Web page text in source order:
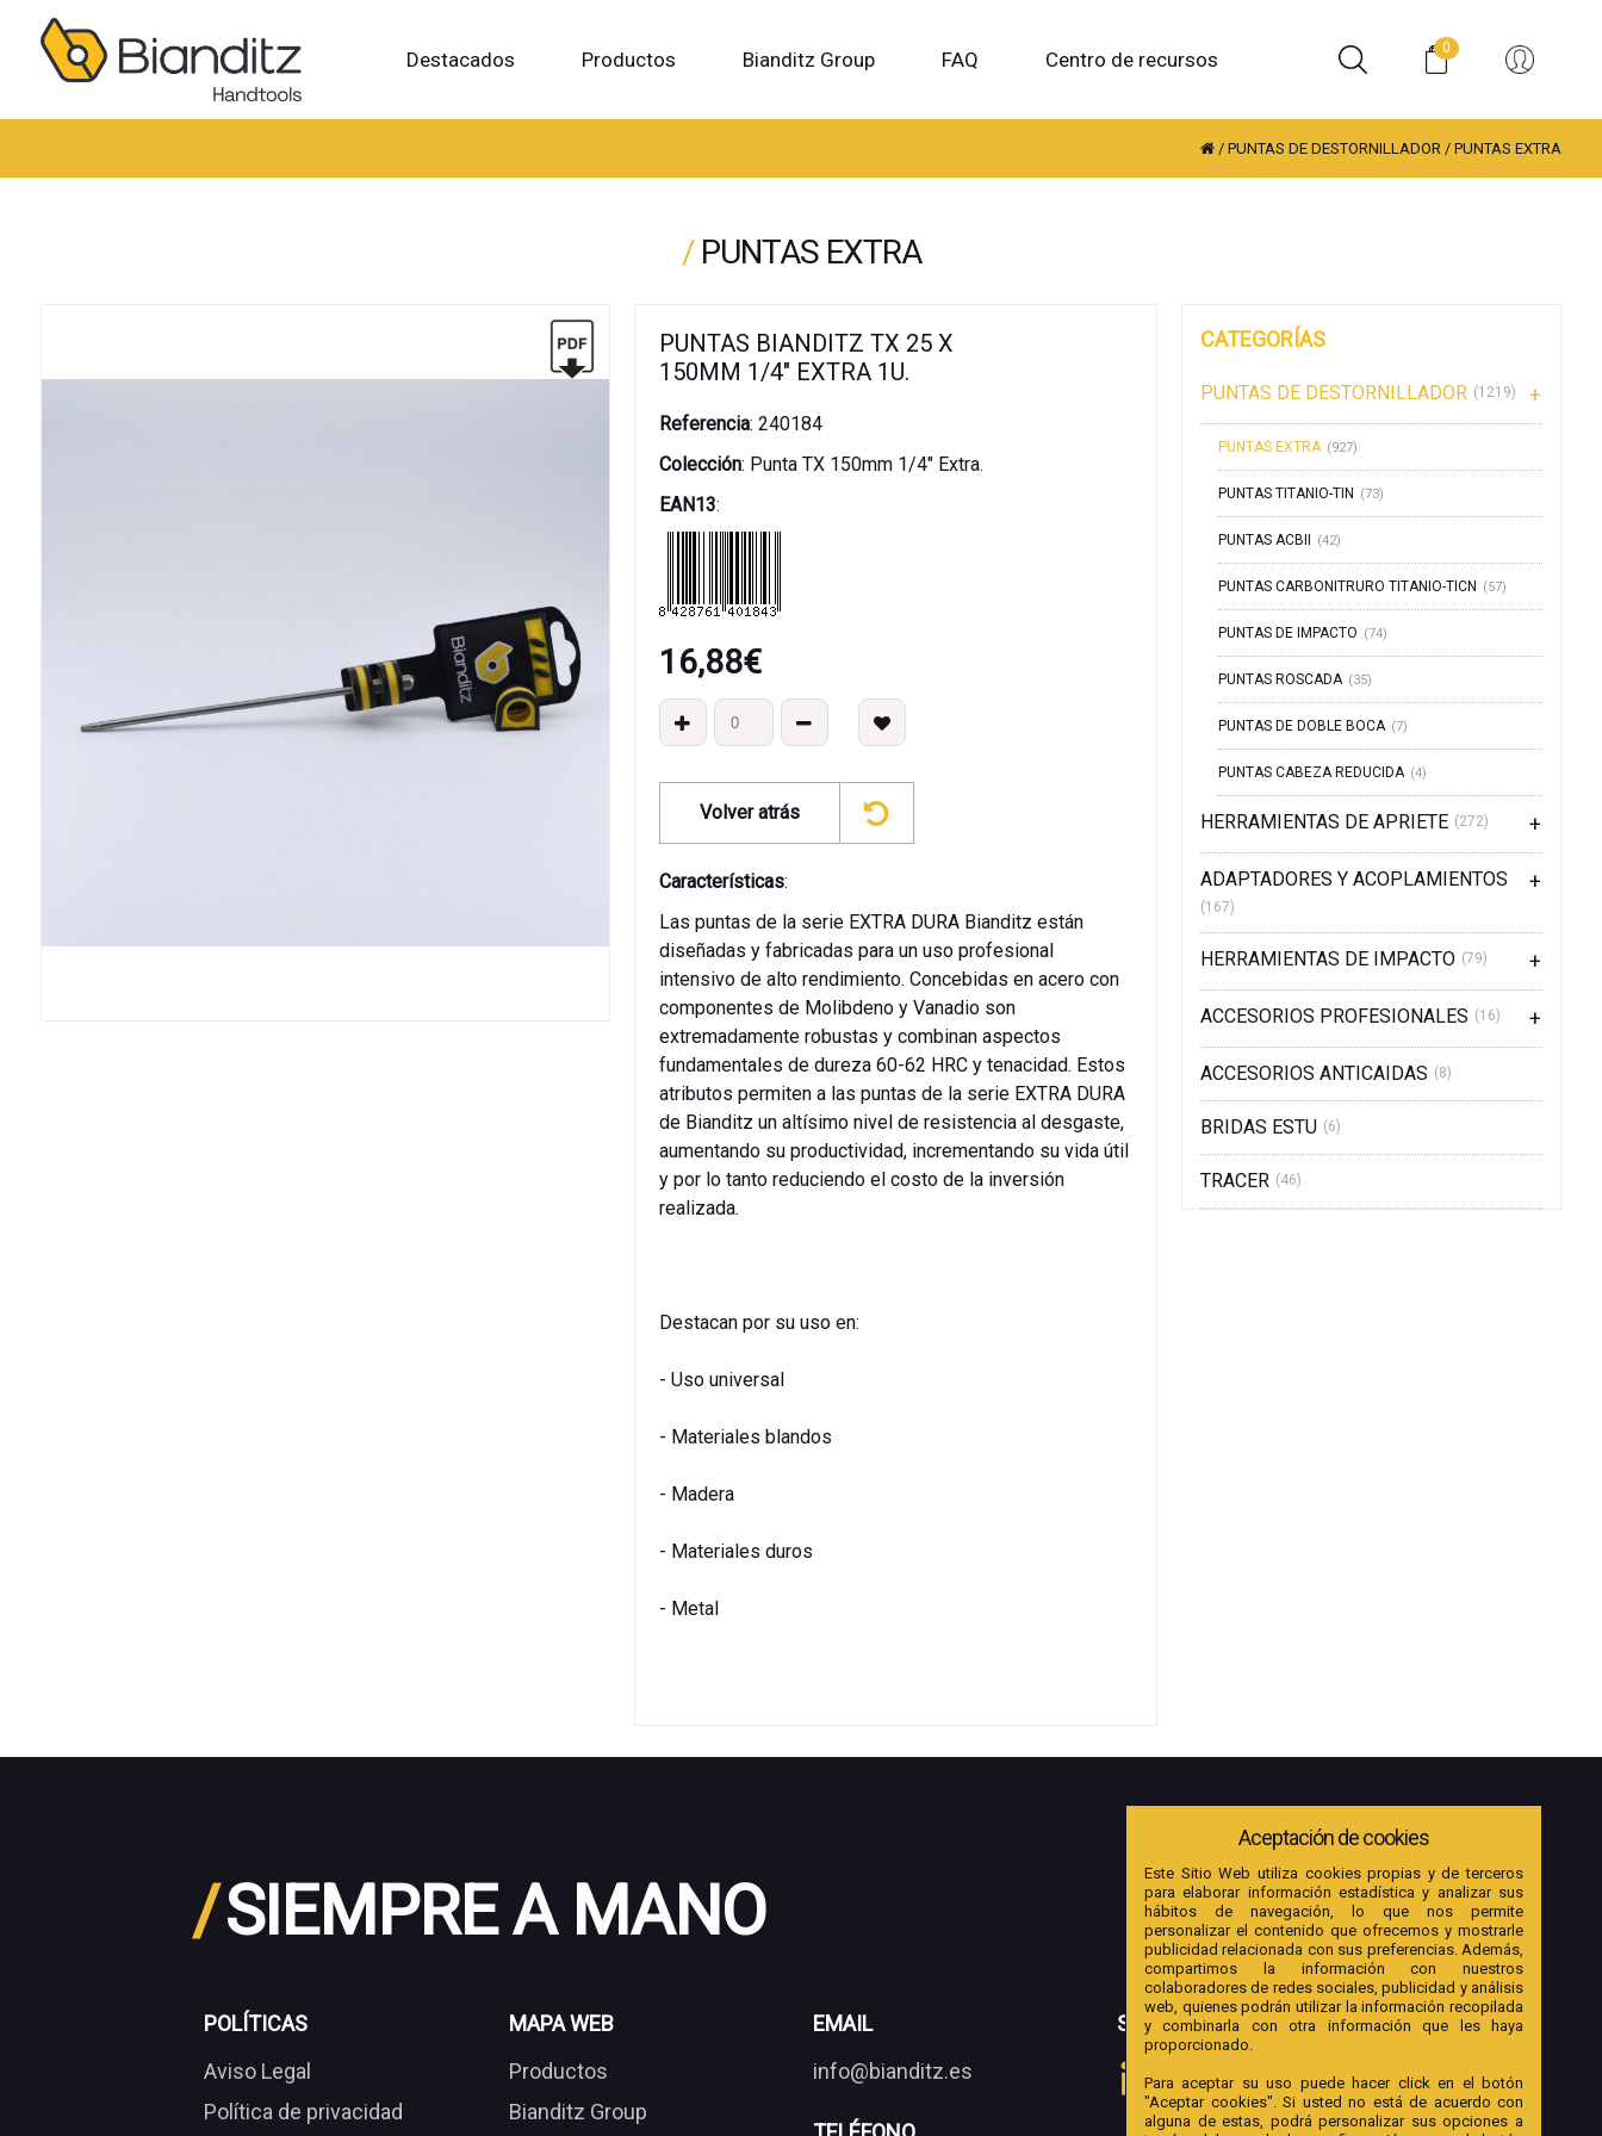
0
Destacados Productos Bianditz Group FAQ Centro de recursos
/PUNTAS DE DESTORNILLADOR /PUNTAS EXTRA
/ PUNTAS EXTRA
PUNTAS BIANDITZ TX 25 X
150MM 1/4" EXTRA 1U.
Referencia: 240184
Colección: Punta TX 150mm 1/4" Extra.
EAN13:
16,88€
Volver atrás
Características:
Las puntas de la serie EXTRA DURA Bianditz están
diseñadas y fabricadas para un uso profesional
intensivo de alto rendimiento. Concebidas en acero con
componentes de Molibdeno y Vanadio son
extremadamente robustas y combinan aspectos
fundamentales de dureza 60-62 HRC y tenacidad. Estos
atributos permiten a las puntas de la serie EXTRA DURA
de Bianditz un altísimo nivel de resistencia al desgaste,
aumentando su productividad, incrementando su vida útil
y por lo tanto reduciendo el costo de la inversión
realizada.
Destacan por su uso en:
- Uso universal
- Materiales blandos
- Madera
- Materiales duros
- Metal
CATEGORÍAS
PUNTAS DE DESTORNILLADOR (1219)
PUNTAS EXTRA (927)
PUNTAS TITANIO-TIN (73)
PUNTAS ACBII (42)
PUNTAS CARBONITRURO TITANIO-TICN (57)
PUNTAS DE IMPACTO (74)
PUNTAS ROSCADA (35)
PUNTAS DE DOBLE BOCA (7)
PUNTAS CABEZA REDUCIDA (4)
HERRAMIENTAS DE APRIETE (272)
ADAPTADORES Y ACOPLAMIENTOS
(167)
HERRAMIENTAS DE IMPACTO (79)
ACCESORIOS PROFESIONALES (16)
ACCESORIOS ANTICAIDAS (8)
BRIDAS ESTU (6)
TRACER (46)
/SIEMPRE A MANO
POLÍTICAS
Aviso Legal
Política de privacidad
MAPA WEB
Productos
Bianditz Group
EMAIL
info@bianditz.es
SOCIAL
Aceptación de cookies
Este Sitio Web utiliza cookies propias y de terceros
para elaborar información estadística y analizar sus
hábitos de navegación, lo que nos permite
personalizar el contenido que ofrecemos y mostrarle
publicidad relacionada con sus preferencias. Además,
compartimos la información con nuestros
colaboradores de redes sociales, publicidad y análisis
web, quienes podrán utilizar la información recopilada
y combinarla con otra información que les haya
proporcionado.
Para aceptar su uso puede hacer click en el botón
"Aceptar cookies". Si usted no está de acuerdo con
alguna de estas, podrá personalizar sus opciones a